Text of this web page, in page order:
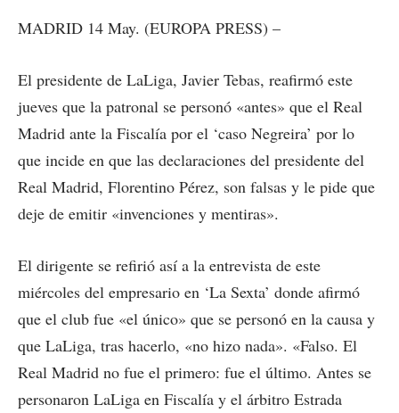
MADRID 14 May. (EUROPA PRESS) –
El presidente de LaLiga, Javier Tebas, reafirmó este
jueves que la patronal se personó «antes» que el Real
Madrid ante la Fiscalía por el ‘caso Negreira’ por lo
que incide en que las declaraciones del presidente del
Real Madrid, Florentino Pérez, son falsas y le pide que
deje de emitir «invenciones y mentiras».
El dirigente se refirió así a la entrevista de este
miércoles del empresario en ‘La Sexta’ donde afirmó
que el club fue «el único» que se personó en la causa y
que LaLiga, tras hacerlo, «no hizo nada». «Falso. El
Real Madrid no fue el primero: fue el último. Antes se
personaron LaLiga en Fiscalía y el árbitro Estrada